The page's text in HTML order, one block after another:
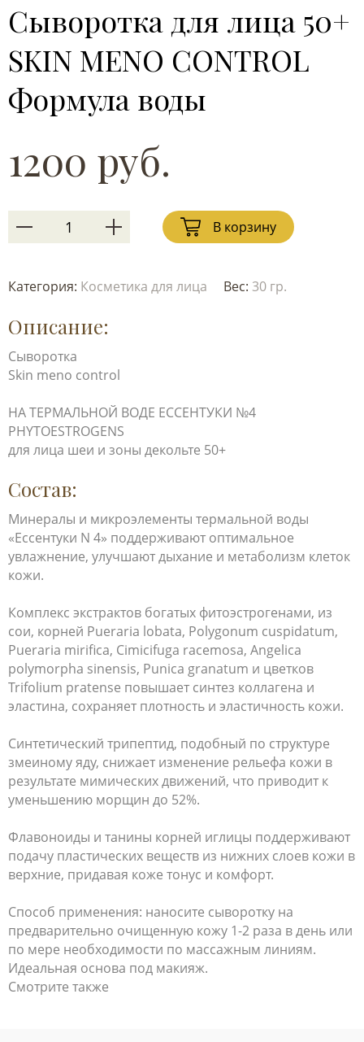
Сыворотка для лица 50+
SKIN MENO CONTROL
Формула воды
1200 руб.
В корзину
Категория: Косметика для лица Вес: 30 гр.
Описание:
Сыворотка
Skin meno control
НА ТЕРМАЛЬНОЙ ВОДЕ ЕССЕНТУКИ №4
PHYTOESTROGENS
для лица шеи и зоны декольте 50+
Состав:
Минералы и микроэлементы термальной воды
«Ессентуки N 4» поддерживают оптимальное
увлажнение, улучшают дыхание и метаболизм клеток
кожи.
Комплекс экстрактов богатых фитоэстрогенами, из
сои, корней Pueraria lobatа, Polygonum cuspidatum,
Pueraria mirifica, Cimicifuga racemosa, Angelica
polymorpha sinensis, Punica granatum и цветков
Trifolium pratense повышает синтез коллагена и
эластина, сохраняет плотность и эластичность кожи.
Синтетический трипептид, подобный по структуре
змеиному яду, снижает изменение рельефа кожи в
результате мимических движений, что приводит к
уменьшению морщин до 52%.
Флавоноиды и танины корней иглицы поддерживают
подачу пластических веществ из нижних слоев кожи в
верхние, придавая коже тонус и комфорт.
Способ применения: наносите сыворотку на
предварительно очищенную кожу 1-2 раза в день или
по мере необходимости по массажным линиям.
Идеальная основа под макияж.
Смотрите также